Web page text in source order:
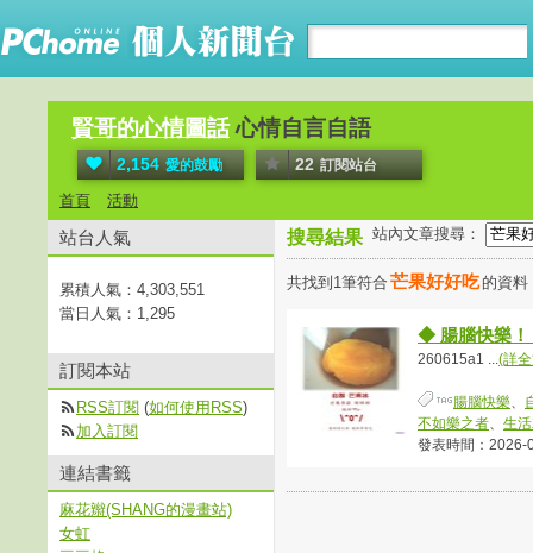
賢哥的心情圖話 心情自言自語
2,154 愛的鼓勵 22 訂閱站台
首頁 活動
搜尋結果 站內文章搜尋：
共找到1筆符合 芒果好好吃 的資料
◆ 腸腦快樂
260615a1 ...(詳
腸腦快樂、
不如樂之者、 生
發表時間：2026-
站台人氣
累積人氣： 4,303,551
當日人氣： 1,295
訂閱本站
RSS訂閱 (如何使用RSS)
加入訂閱
連結書籤
麻花辮(SHANG的漫畫站)
女虹